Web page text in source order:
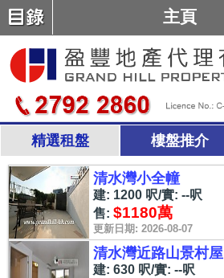
主頁
精選租盤 樓盤推介
清水灣小全幢
建: 1200 呎/實: --呎
售: $1180萬
更新日期: 2026-08-07
清水灣近路山景村屋
建: 630 呎/實: --呎